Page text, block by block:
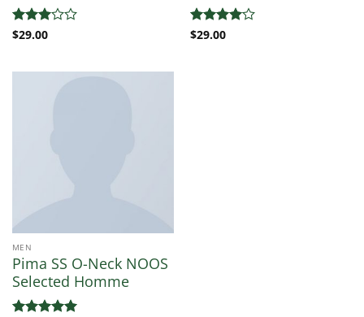
Valorado
$29.00
Valorado
$29.00
MEN
Pima SS O-Neck NOOS
Selected Homme